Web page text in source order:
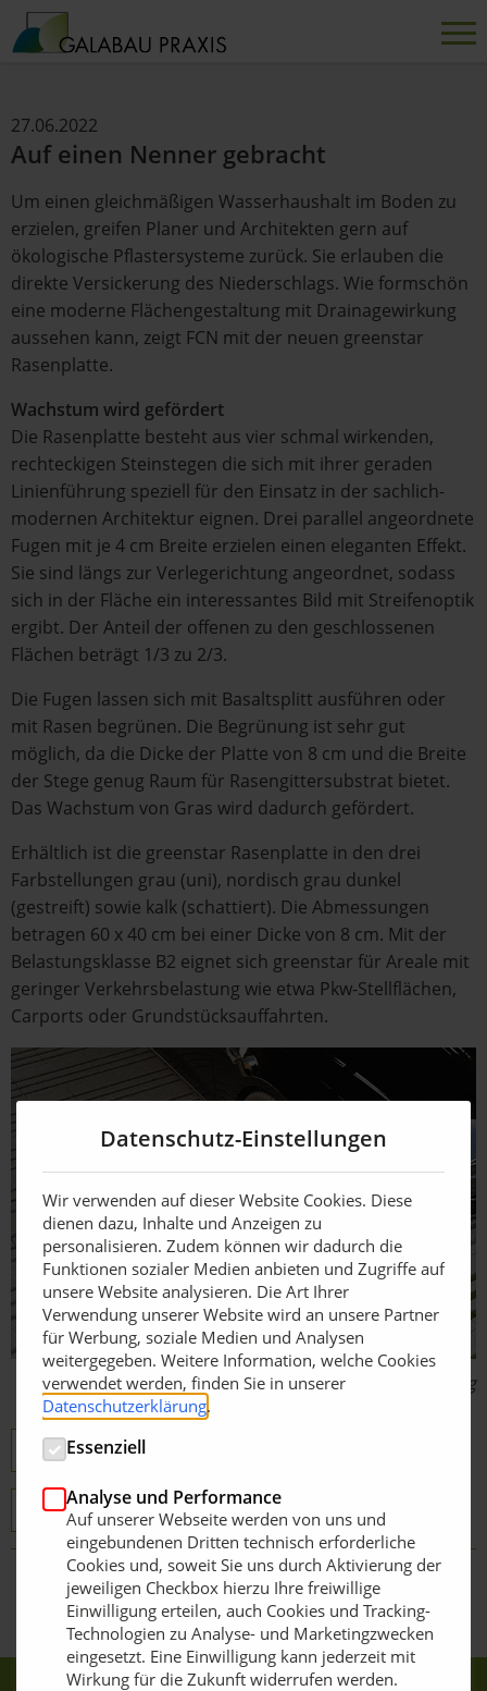
27.06.2022
Auf einen Nenner gebracht
Um einen gleichmäßigen Wasserhaushalt im Boden zu
erzielen, greifen Planer und Architekten gern auf
ökologische Pflastersysteme zurück. Sie erlauben die
direkte Versickerung des Niederschlags. Wie formschön
eine moderne Flächengestaltung mit Drainagewirkung
aussehen kann, zeigt FCN mit der neuen greenstar
Rasenplatte.
Wachstum wird gefördert
Die Rasenplatte besteht aus vier schmal wirkenden,
rechteckigen Steinstegen die sich mit ihrer geraden
Linienführung speziell für den Einsatz in der sachlich-
modernen Architektur eignen. Drei parallel angeordnete
Fugen mit je 4 cm Breite erzielen einen eleganten Effekt.
Sie sind längs zur Verlegerichtung angeordnet, sodass
sich in der Fläche ein interessantes Bild mit Streifenoptik
ergibt. Der Anteil der offenen zu den geschlossenen
Flächen beträgt 1/3 zu 2/3.
Die Fugen lassen sich mit Basaltsplitt ausführen oder
mit Rasen begrünen. Die Begrünung ist sehr gut
möglich, da die Dicke der Platte von 8 cm und die Breite
der Stege genug Raum für Rasengittersubstrat bietet.
Das Wachstum von Gras wird dadurch gefördert.
Erhältlich ist die greenstar Rasenplatte in den drei
Farbstellungen grau (uni), nordisch grau dunkel
(gestreift) sowie kalk (schattiert). Die Abmessungen
betragen 60 x 40 cm bei einer Dicke von 8 cm. Mit der
Belastungsklasse B2 eignet sich greenstar für Areale mit
geringer Verkehrsbelastung wie etwa Pkw-Stellflächen,
Carports oder Grundstücksauffahrten.
Bildquelle: Nüdling
F.C. Nüdling Betonelemente GmbH + Co. KG
greenstar Rasenplatte
Zurück zur Übersicht
Datenschutz-Einstellungen
Wir verwenden auf dieser Website Cookies. Diese
dienen dazu, Inhalte und Anzeigen zu
personalisieren. Zudem können wir dadurch die
Funktionen sozialer Medien anbieten und Zugriffe auf
unsere Website analysieren. Die Art Ihrer
Verwendung unserer Website wird an unsere Partner
für Werbung, soziale Medien und Analysen
weitergegeben. Weitere Information, welche Cookies
verwendet werden, finden Sie in unserer
Datenschutzerklärung.
Essenziell
Analyse und Performance
Auf unserer Webseite werden von uns und
eingebundenen Dritten technisch erforderliche
Cookies und, soweit Sie uns durch Aktivierung der
jeweiligen Checkbox hierzu Ihre freiwillige
Einwilligung erteilen, auch Cookies und Tracking-
Technologien zu Analyse- und Marketingzwecken
eingesetzt. Eine Einwilligung kann jederzeit mit
Wirkung für die Zukunft widerrufen werden.